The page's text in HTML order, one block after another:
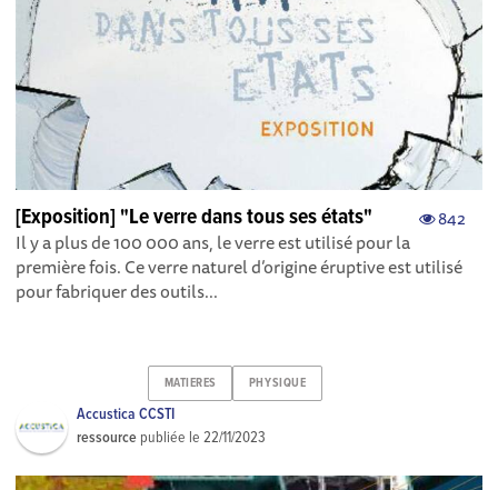
842
[Exposition] "Le verre dans tous ses états"
Il y a plus de 100 000 ans, le verre est utilisé pour la
première fois. Ce verre naturel d’origine éruptive est utilisé
pour fabriquer des outils...
MATIERES PHYSIQUE
Accustica CCSTI
ressource publiée le22/11/2023